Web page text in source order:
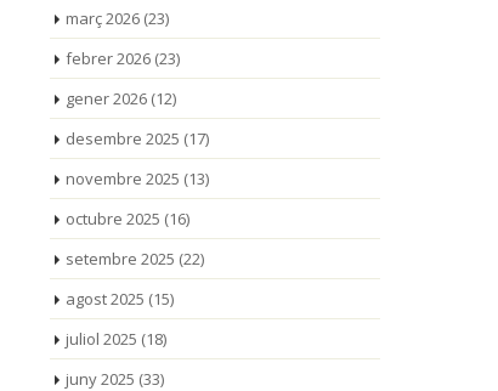
març 2026(23)
febrer 2026(23)
gener 2026(12)
desembre 2025 (17)
novembre 2025 (13)
octubre 2025 (16)
setembre 2025 (22)
agost 2025 (15)
juliol 2025 (18)
juny 2025 (33)